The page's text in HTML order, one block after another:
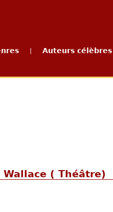
Auteurs célèbres
( Théâtre)